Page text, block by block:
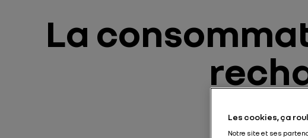
La
Les cookies, ça
Notre site et ses